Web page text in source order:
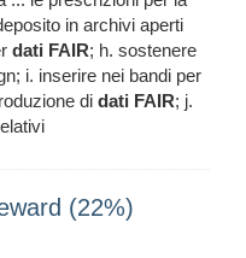
in archivi aperti
dati FAIR; h. sostenere
i. inserire nei bandi per
di dati FAIR; j.
(22%)